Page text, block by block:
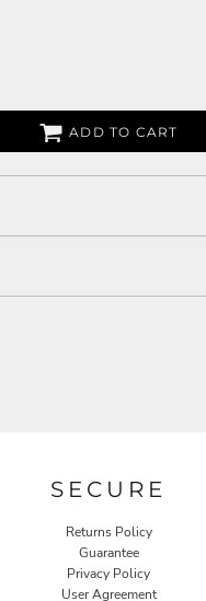
ADD TO CART
SECURE
Returns Policy
Guarantee
Privacy Policy
User Agreement